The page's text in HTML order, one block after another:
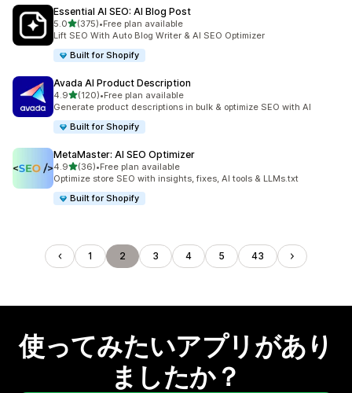
Essential AI SEO: AI Blog Post
5.05つ星中
(375)
合計レビュー数：375件
•Free plan available
Lift SEO With Auto Blog Writer & AI SEO Optimizer
Built for Shopify
Avada AI Product Description
4.95つ星中
(120)
合計レビュー数：120件
•Free plan available
Generate product descriptions in bulk & optimize SEO with AI
Built for Shopify
MetaMaster: AI SEO Optimizer
4.95つ星中
(36)
合計レビュー数：36件
•Free plan available
Optimize store SEO with insights, fixes, AI tools & LLMs.txt
Built for Shopify
1 2 3 4 5 43
使ってみたいアプリがあり
ましたか？